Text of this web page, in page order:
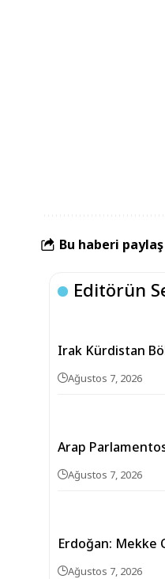
Bu haberi paylaş
Editörün
Irak Kürdistan
Ağustos 7, 2026
Arap
Ağustos 7, 2026
Erdoğan: Mekke
Ağustos 7, 2026